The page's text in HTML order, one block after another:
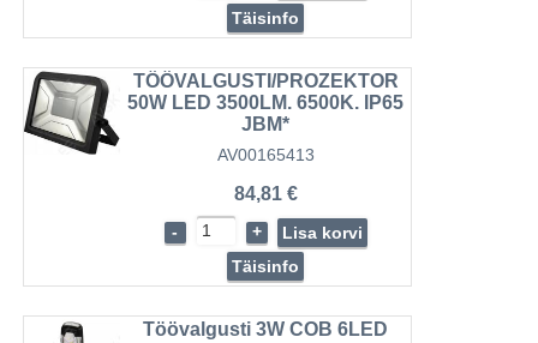
Täisinfo
TÖÖVALGUSTI/PROZEKTOR
50W LED 3500LM. 6500K. IP65
JBM*
AV00165413
84,81 €
- +
Lisa korvi
Täisinfo
Töövalgusti 3W COB 6LED